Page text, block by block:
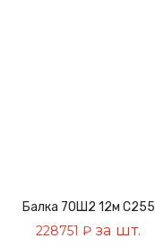
Балка 70Ш2 12м С255
228751₽ за шт.